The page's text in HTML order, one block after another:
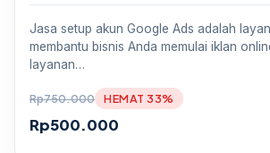
Jasa setup akun Google Ads adalah
membantu bisnis Anda memulai iklan
layanan…
Rp750.000
Rp500.000
HEMAT 33%